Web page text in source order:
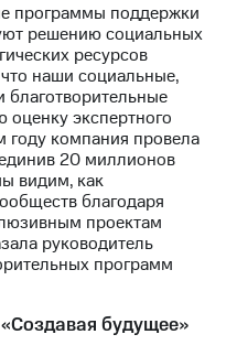
программы поддержки
решению социальных
ресурсов
наши социальные,
благотворительные
экспертного
компания провела
20 миллионов
видим, как
благодаря
проектам
руководитель
программ
будущее»